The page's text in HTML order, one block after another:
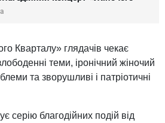
Кварталу» глядачів чекає
теми, іронічний жіночий
та зворушливі і патріотичні
серію благодійних подій від